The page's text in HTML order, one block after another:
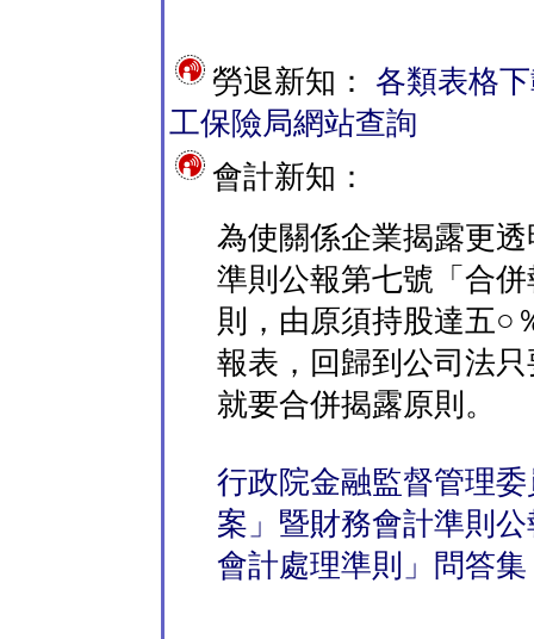
勞退新知： 各類表格
工保險局網站查詢
會計新知：
為使關係企業揭露更
準則公報第七號「合
則，由原須持股達五○
報表，回歸到公司法
就要合併揭露原則。
行政院金融監督管理
案」暨財務會計準則
會計處理準則」問答集